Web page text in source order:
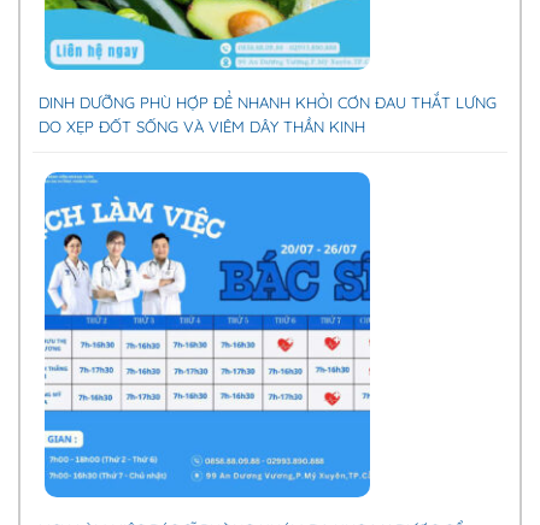
DINH DƯỠNG PHÙ HỢP ĐỂ NHANH KHỎI CƠN ĐAU THẮT LƯNG
DO XẸP ĐỐT SỐNG VÀ VIÊM DÂY THẦN KINH